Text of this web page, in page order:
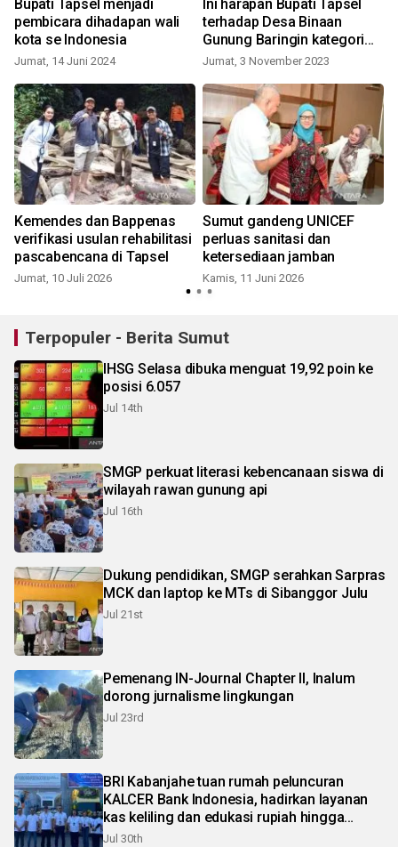
Bupati Tapsel menjadi
pembicara dihadapan wali
kota se Indonesia
Jumat, 14 Juni 2024
Ini harapan Bupati Tapsel
terhadap Desa Binaan
Gunung Baringin kategori
PTP2WKSS
Jumat, 3 November 2023
Kemendes dan Bappenas
verifikasi usulan rehabilitasi
pascabencana di Tapsel
Jumat, 10 Juli 2026
Sumut gandeng UNICEF
perluas sanitasi dan
ketersediaan jamban
Kamis, 11 Juni 2026
Terpopuler - Berita Sumut
IHSG Selasa dibuka menguat 19,92 poin ke
posisi 6.057
Jul 14th
SMGP perkuat literasi kebencanaan siswa di
wilayah rawan gunung api
Jul 16th
Dukung pendidikan, SMGP serahkan Sarpras
MCK dan laptop ke MTs di Sibanggor Julu
Jul 21st
Pemenang IN-Journal Chapter II, Inalum
dorong jurnalisme lingkungan
Jul 23rd
BRI Kabanjahe tuan rumah peluncuran
KALCER Bank Indonesia, hadirkan layanan
kas keliling dan edukasi rupiah hingga
pelosok Karo
Jul 30th